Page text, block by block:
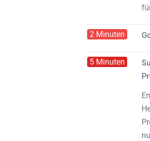
2 Minuten
5 Minuten